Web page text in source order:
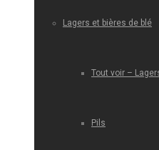
Lagers et bières de blé
Tout voir –
Pils